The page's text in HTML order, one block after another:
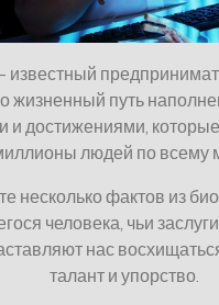
известный
жизненный путь
и достижениями,
людей по всему
несколько фактов из
человека, чьи
нас
талант и упорство.